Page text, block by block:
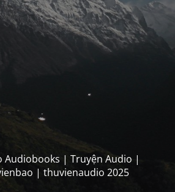
Audiobooks | Truyện Audio |
| thuvienaudio 2025